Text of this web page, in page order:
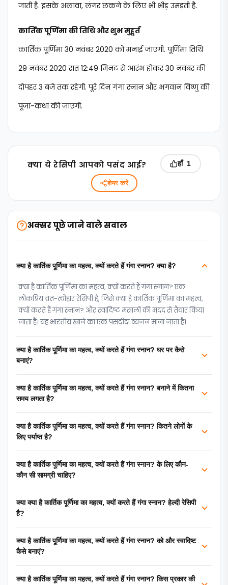
जाती है. इसके अलावा, लंगर छकने के लिए भी भीड़ उमड़ती है.
कार्तिक पूर्णिमा की तिथि और शुभ मुहूर्त
कार्तिक पूर्णिमा 30 नवंबर 2020 को मनाई जाएगी. पूर्णिमा तिथि
29 नवंबर 2020 रात 12:49 मिनट से आरंभ होकर 30 नवंबर की
दोपहर 3 बजे तक रहेगी. पूरे दिन गंगा स्नान और भगवान विष्णु की
पूजा-कथा की जाएगी.
क्‍या ये रेसिपी आपको पसंद आई? हाँ 1
शेयर करें
अक्सर पूछे जाने वाले सवाल
क्या है कार्तिक पूर्णिमा का महत्व, क्यों करते हैं गंगा स्नान? क्या है?
क्या है कार्तिक पूर्णिमा का महत्व, क्यों करते हैं गंगा स्नान? एक
लोकप्रिय व्रत-त्‍योहार रेसिपी है, जिसे क्या है कार्तिक पूर्णिमा का महत्व,
क्यों करते हैं गंगा स्नान? और स्वादिष्ट मसालों की मदद से तैयार किया
जाता है। यह भारतीय खाने का एक पसंदीदा व्यंजन माना जाता है।
क्या है कार्तिक पूर्णिमा का महत्व, क्यों करते हैं गंगा स्नान? घर पर कैसे
बनाएं?
क्या है कार्तिक पूर्णिमा का महत्व, क्यों करते हैं गंगा स्नान? बनाने में कितना
समय लगता है?
क्या है कार्तिक पूर्णिमा का महत्व, क्यों करते हैं गंगा स्नान? कितने लोगों के
लिए पर्याप्त है?
क्या है कार्तिक पूर्णिमा का महत्व, क्यों करते हैं गंगा स्नान? के लिए कौन-
कौन सी सामग्री चाहिए?
क्या क्या है कार्तिक पूर्णिमा का महत्व, क्यों करते हैं गंगा स्नान? हेल्दी रेसिपी
है?
क्या है कार्तिक पूर्णिमा का महत्व, क्यों करते हैं गंगा स्नान? को और स्वादिष्ट
कैसे बनाएं?
क्या है कार्तिक पूर्णिमा का महत्व, क्यों करते हैं गंगा स्नान? किस प्रकार की